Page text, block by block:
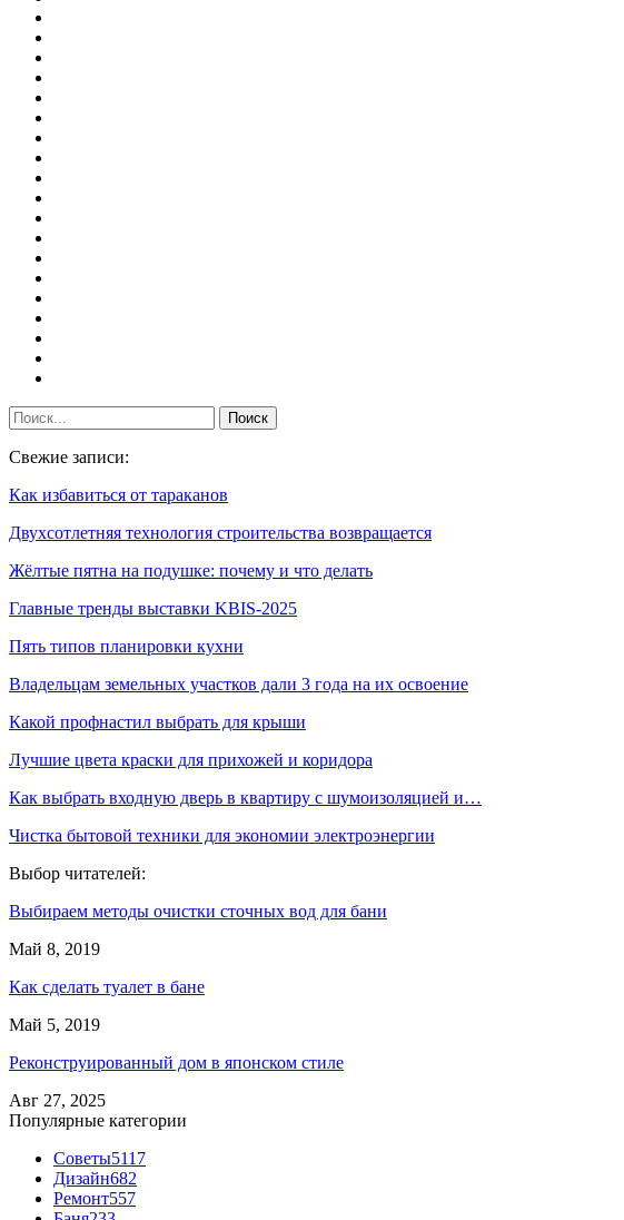
Свежие записи:
Как избавиться от тараканов
Двухсотлетняя технология строительства возвращается
Жёлтые пятна на подушке: почему и что делать
Главные тренды выставки KBIS-2025
Пять типов планировки кухни
Владельцам земельных участков дали 3 года на их освоение
Какой профнастил выбрать для крыши
Лучшие цвета краски для прихожей и коридора
Как выбрать входную дверь в квартиру с шумоизоляцией и…
Чистка бытовой техники для экономии электроэнергии
Выбор читателей:
Выбираем методы очистки сточных вод для бани
Май 8, 2019
Как сделать туалет в бане
Май 5, 2019
Реконструированный дом в японском стиле
Авг 27, 2025
Популярные категории
Советы5117
Дизайн682
Ремонт557